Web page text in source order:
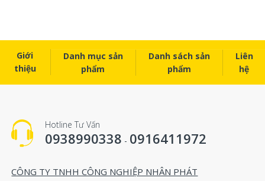
Cảm biến máy nén khí Atlas copco 1089057544
Cảm biến máy nén khí Atlas copco 1089057564
Cảm biến máy nén khí Atlas copco 1089057541
Cảm biến máy nén khí Atlas copco 1089057407
Giới
thiệu
Danh mục sản
phẩm
Danh sách sản
phẩm
Liên
hệ
Hotline Tư Vấn
0938990338 - 0916411972
CÔNG TY TNHH CÔNG NGHIỆP NHÂN PHÁT